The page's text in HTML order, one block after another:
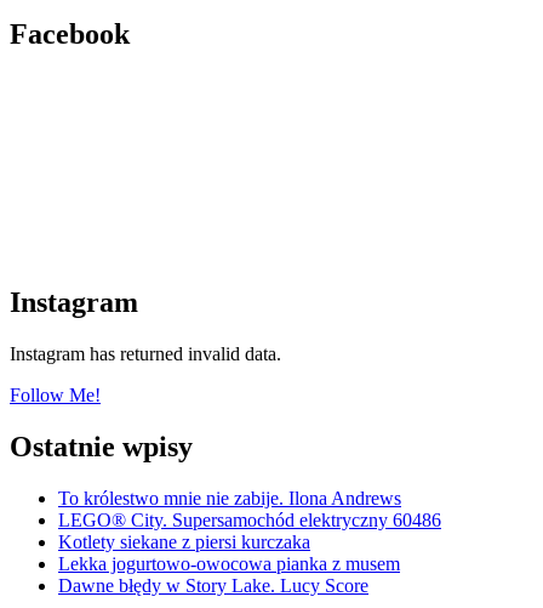
Facebook
Instagram
Instagram has returned invalid data.
Follow Me!
Ostatnie wpisy
To królestwo mnie nie zabije. Ilona Andrews
LEGO® City. Supersamochód elektryczny 60486
Kotlety siekane z piersi kurczaka
Lekka jogurtowo-owocowa pianka z musem
Dawne błędy w Story Lake. Lucy Score